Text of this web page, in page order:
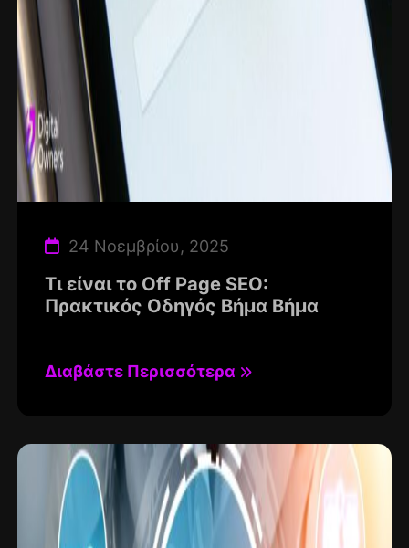
24 Νοεμβρίου, 2025
Τι είναι το Off Page SEO:
Πρακτικός Οδηγός Βήμα Βήμα
Διαβάστε Περισσότερα